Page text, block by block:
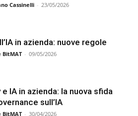
Cassinelli - 23/05/2026
in azienda: nuove regole
BitMAT - 09/05/2026
e IA in azienda: la nuova sfida
sull’IA
BitMAT - 30/04/2026